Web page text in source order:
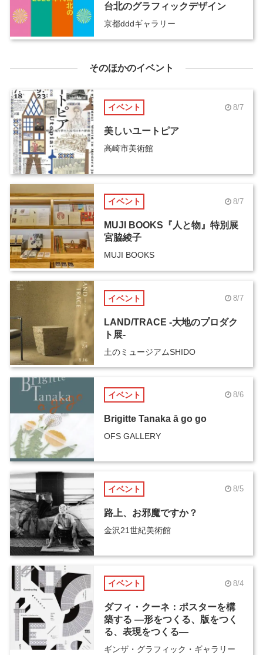
台北のグラフィックデザイン
京都dddギャラリー
そのほかのイベント
イベント 8/7
美しいユートピア
高崎市美術館
イベント 8/7
MUJI BOOKS『人と物』特別展
宮脇綾子
MUJI BOOKS
イベント 8/7
LAND/TRACE -大地のプロダク
ト展-
土のミュージアムSHIDO
イベント 8/6
Brigitte Tanaka ā go go
OFS GALLERY
イベント 8/5
路上、お邪魔ですか？
金沢21世紀美術館
イベント 8/4
ダフィ・クーネ：ポスターを構
築する ―形をつくる、版をつく
る、表現をつくる―
ギンザ・グラフィック・ギャラリー